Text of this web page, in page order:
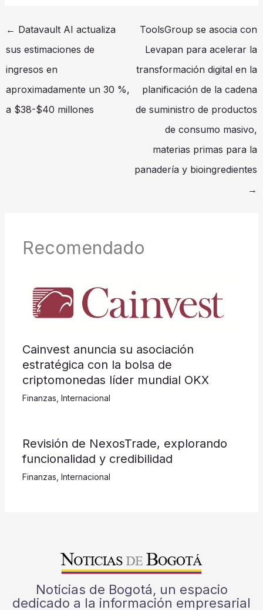
← Datavault AI actualiza
sus estimaciones de
ingresos en
aproximadamente un 30 %,
a $38-$40 millones
ToolsGroup se asocia con
Levapan para acelerar la
transformación digital en la
planificación de la cadena
de suministro de productos
de consumo masivo,
materias primas para la
panadería y bioingredientes
→
Recomendado
Cainvest anuncia su asociación
estratégica con la bolsa de
criptomonedas líder mundial OKX
Finanzas Internacional
Revisión de NexosTrade, explorando
funcionalidad y credibilidad
Finanzas Internacional
Noticias de Bogotá, un espacio
dedicado a la información empresarial